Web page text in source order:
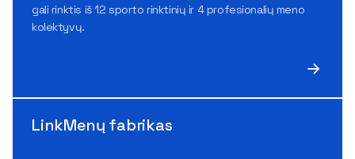
gali rinktis iš 12 sporto rinktinių ir 4 profesionalių meno
kolektyvų.
LinkMenų fabrikas